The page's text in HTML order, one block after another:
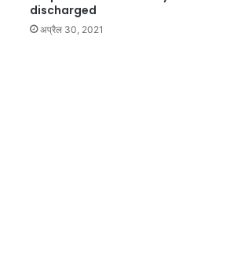
discharged
अप्रैल 30, 2021